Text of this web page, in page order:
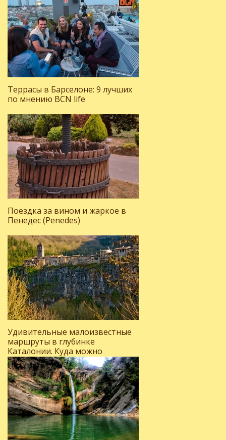
Террасы в Барселоне: 9 лучших
по мнению BCN life
Поездка за вином и жаркое в
Пенедес (Penedes)
Удивительные малоизвестные
маршруты в глубинке
Каталонии. Куда можно
поехать, отдыхая на Коста-
Браве?